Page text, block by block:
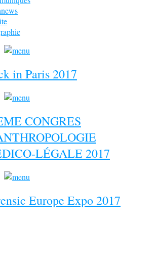
in Paris 2017
CONGRES
LÉGALE 2017
Europe Expo 2017